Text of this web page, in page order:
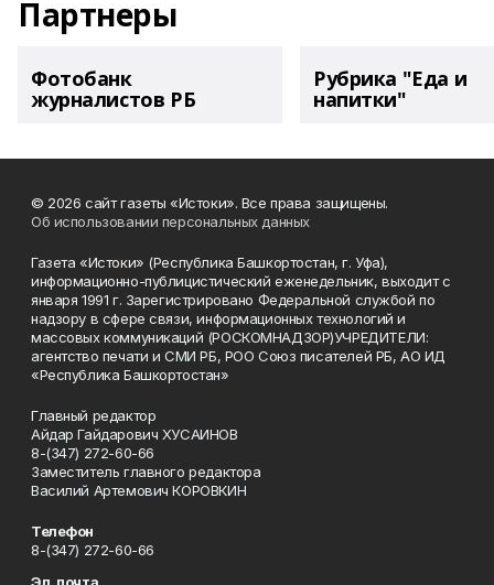
Партнеры
Фотобанк
журналистов РБ
Рубрика "Еда и
напитки"
© 2026 сайт газеты «Истоки». Все права защищены.
Об использовании персональных данных
Газета «Истоки» (Республика Башкортостан, г. Уфа),
информационно-публицистический еженедельник, выходит с
января 1991 г. Зарегистрировано Федеральной службой по
надзору в сфере связи, информационных технологий и
массовых коммуникаций (РОСКОМНАДЗОР)УЧРЕДИТЕЛИ:
агентство печати и СМИ РБ, РОО Союз писателей РБ, АО ИД
«Республика Башкортостан»
Главный редактор
Айдар Гайдарович ХУСАИНОВ
8-(347) 272-60-66
Заместитель главного редактора
Василий Артемович КОРОВКИН
Телефон
8-(347) 272-60-66